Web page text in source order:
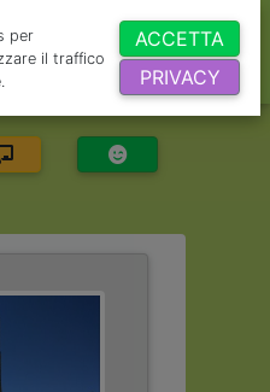
per
il traffico
ACCETTA
PRIVACY